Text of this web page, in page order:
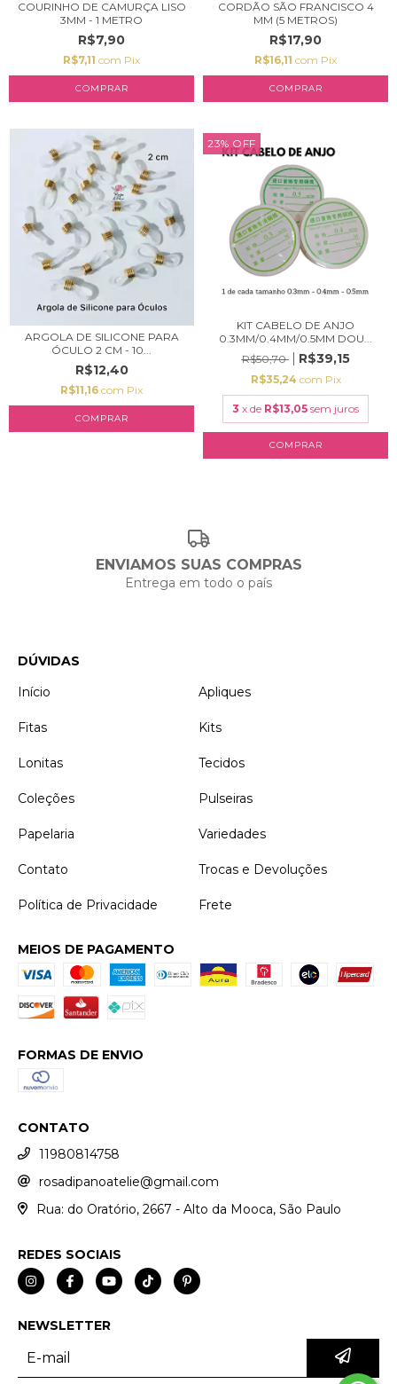
COURINHO DE CAMURÇA LISO
3MM - 1 METRO
R$7,90
R$7,11 com Pix
CORDÃO SÃO FRANCISCO 4
MM (5 METROS)
R$17,90
R$16,11 com Pix
COMPRAR
ARGOLA DE SILICONE PARA
ÓCULO 2 CM - 10...
R$12,40
R$11,16 com Pix
COMPRAR
23% OFF
KIT CABELO DE ANJO
0.3MM/0.4MM/0.5MM DOU...
R$50,70
R$39,15
R$35,24 com Pix
3 x de R$13,05 sem juros
ENVIAMOS SUAS COMPRAS
Entrega em todo o país
DÚVIDAS
Início
Apliques
Fitas Kits
Lonitas Tecidos
Coleções Pulseiras
Papelaria Variedades
Contato Trocas e Devoluções
Política de Privacidade Frete
MEIOS DE PAGAMENTO
FORMAS DE ENVIO
CONTATO
11980814758
rosadipanoatelie@gmail.com
Rua: do Oratório, 2667 - Alto da Mooca, São Paulo
REDES SOCIAIS
NEWSLETTER